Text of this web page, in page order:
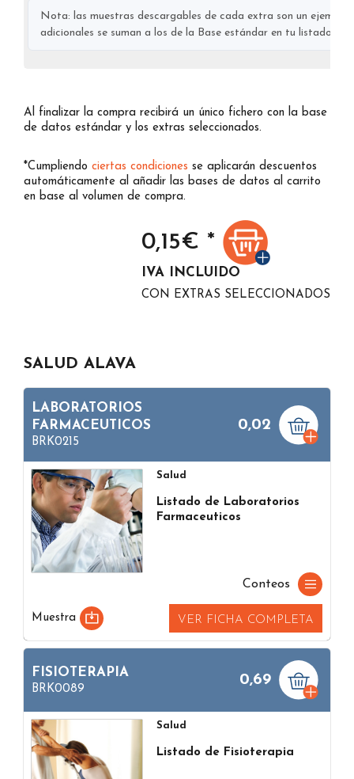
Nota: las muestras descargables de cada extra son un
adicionales se suman a los de la Base estándar en tu listado
Al finalizar la compra recibirá un único fichero con la base
de datos estándar y los extras seleccionados.
*Cumpliendo ciertas condiciones se aplicarán descuentos
automáticamente al añadir las bases de datos al carrito
en base al volumen de compra.
0,15€ *
IVA INCLUIDO
CON EXTRAS SELECCIONADOS
SALUD ALAVA
LABORATORIOS
FARMACEUTICOS
BRK0215
0,02
Salud
Listado de Laboratorios
Farmaceuticos
Conteos
Muestra VER FICHA COMPLETA
FISIOTERAPIA
BRK0089
0,69
Salud
Listado de Fisioterapia